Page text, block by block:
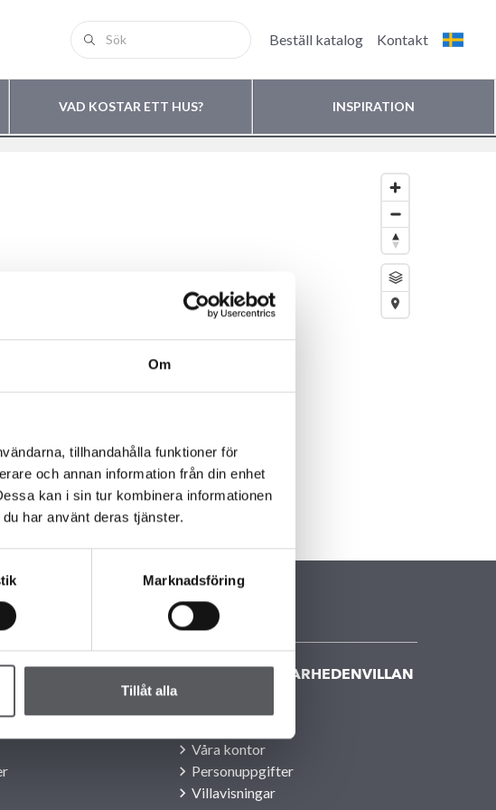
Om
tillhandahålla funktioner för
och annan information från din enhet
kan i sin tur kombinera informationen
har använt deras tjänster.
Marknadsföring
Tillåt alla
Beställ katalog Kontakt
VAD KOSTAR ETT HUS? INSPIRATION
KONTAKTA FISKARHEDENVILLAN
Våra kontor
Personuppgifter
Villavisningar